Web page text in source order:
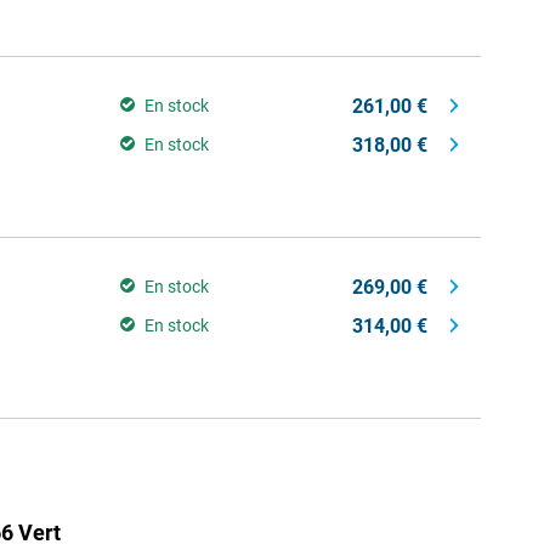
En stock 261,00 €
En stock 318,00 €
En stock 269,00 €
En stock 314,00 €
Vert